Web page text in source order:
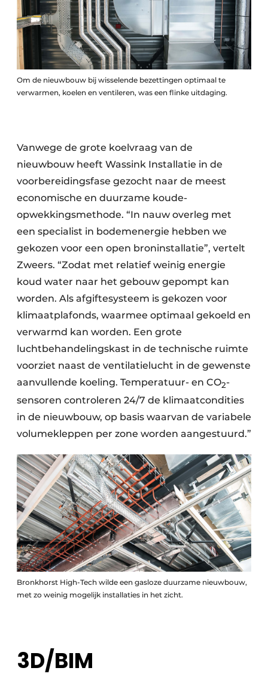
Om de nieuwbouw bij wisselende bezettingen optimaal te
verwarmen, koelen en ventileren, was een flinke uitdaging.
Vanwege de grote koelvraag van de
nieuwbouw heeft Wassink Installatie in de
voorbereidingsfase gezocht naar de meest
economische en duurzame koude-
opwekkingsmethode. “In nauw overleg met
een specialist in bodemenergie hebben we
gekozen voor een open broninstallatie”, vertelt
Zweers. “Zodat met relatief weinig energie
koud water naar het gebouw gepompt kan
worden. Als afgiftesysteem is gekozen voor
klimaatplafonds, waarmee optimaal gekoeld en
verwarmd kan worden. Een grote
luchtbehandelingskast in de technische ruimte
voorziet naast de ventilatielucht in de gewenste
aanvullende koeling. Temperatuur- en CO2-
sensoren controleren 24/7 de klimaatcondities
in de nieuwbouw, op basis waarvan de variabele
volumekleppen per zone worden aangestuurd.”
Bronkhorst High-Tech wilde een gasloze duurzame nieuwbouw,
met zo weinig mogelijk installaties in het zicht.
3D/BIM